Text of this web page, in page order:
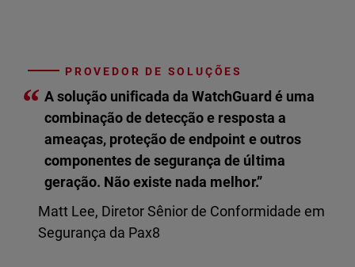
PROVEDOR DE SOLUÇÕES
“ A solução unificada da WatchGuard é uma
combinação de detecção e resposta a
ameaças, proteção de endpoint e outros
componentes de segurança de última
geração. Não existe nada melhor.”
Matt Lee, Diretor Sênior de Conformidade em
Segurança da Pax8